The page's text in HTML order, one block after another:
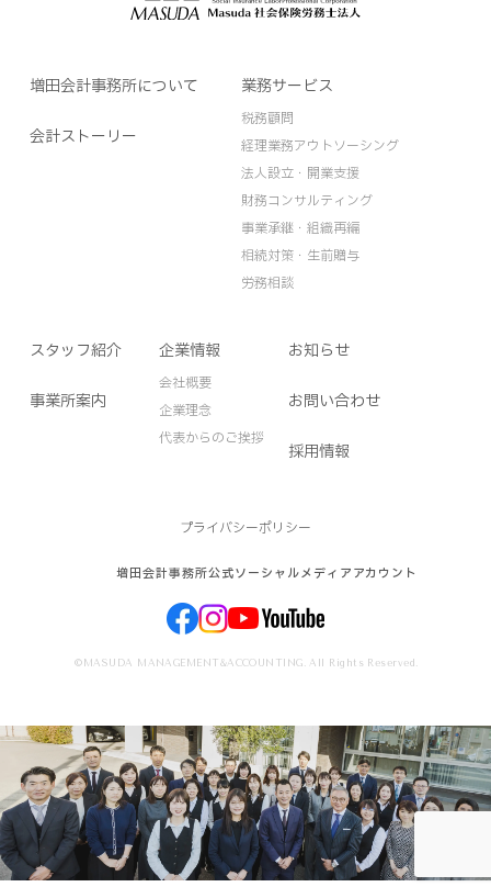
増田会計事務所について
会計ストーリー
業務サービス
税務顧問
経理業務アウトソーシング
法人設立・開業支援
財務コンサルティング
事業承継・組織再編
相続対策・生前贈与
労務相談
スタッフ紹介
事業所案内
企業情報
会社概要
企業理念
代表からのご挨拶
お知らせ
お問い合わせ
採用情報
プライバシーポリシー
増田会計事務所公式ソーシャルメディアアカウント
©MASUDA MANAGEMENT&ACCOUNTING. All Rights Reserved.